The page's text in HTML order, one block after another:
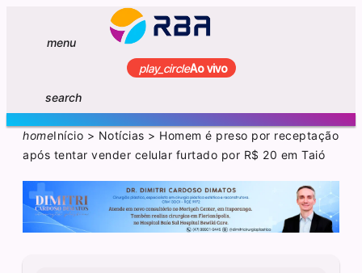
menu
play_circleAo vivo
search
homeInício > Notícias > Homem é preso por receptação
após tentar vender celular furtado por R$ 20 em Taió